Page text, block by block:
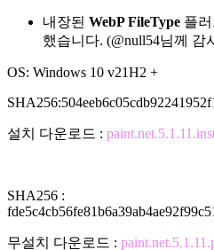
내장된 WebP FileType 플
했습니다. (@null54님께 감
OS: Windows 10 v21H2 +
설치 다운로드 :
SHA256 :
무설치 다운로드 :